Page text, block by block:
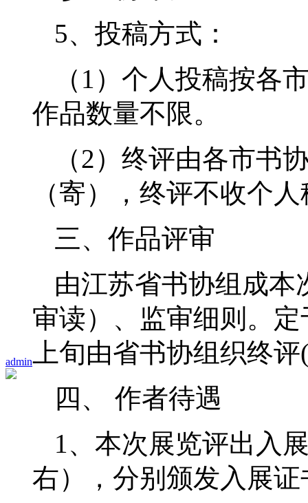
admin
5、投稿方式：
（1）个人投稿按各
作品数量不限。
（2）终评由各市书
（寄），终评不收个
三、作品评审
由江苏省书协组成
审读）、监审细则。
上旬由省书协组织终
四、 作者待遇
1、本次展览评出入
右），分别颁发入展证